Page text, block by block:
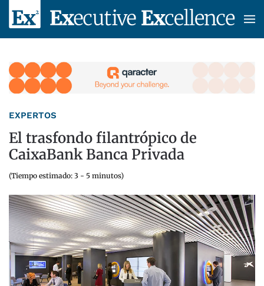
Skip to main content
EXPERTOS
El trasfondo filantrópico de
CaixaBank Banca Privada
(Tiempo estimado: 3 - 5 minutos)